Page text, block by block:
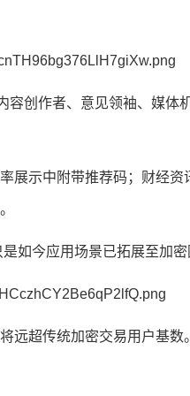
创作者、意见领袖、媒体
展示中附带推荐码；财经资
如今应用场景已拓展至加密
远超传统加密交易用户基数